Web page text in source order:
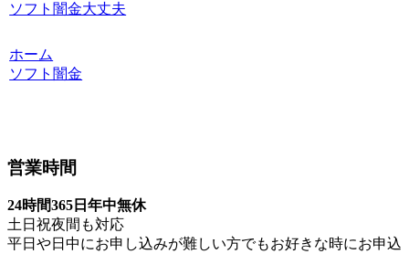
ソフト闇金大丈夫
ホーム
ソフト闇金
営業時間
24時間365日年中無休
土日祝夜間も対応
平日や日中にお申し込みが難しい方でもお好きな時にお申込